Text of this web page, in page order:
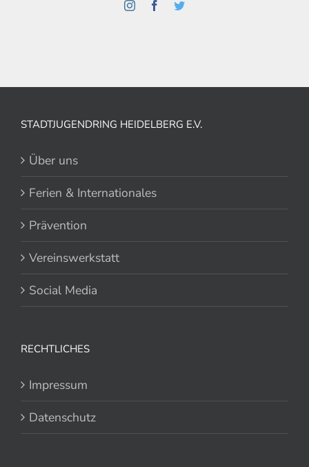
STADTJUGENDRING HEIDELBERG E.V.
Über uns
Ferien & Internationales
Prävention
Vereinswerkstatt
Social Media
RECHTLICHES
Impressum
Datenschutz